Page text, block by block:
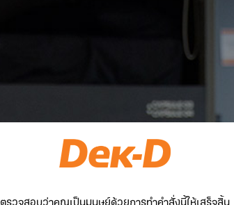
ตรวจสอบว่าคุณเป็นมนุษย์ด้วยการทำคำสั่งนี้ให้เสร็จสิ้น